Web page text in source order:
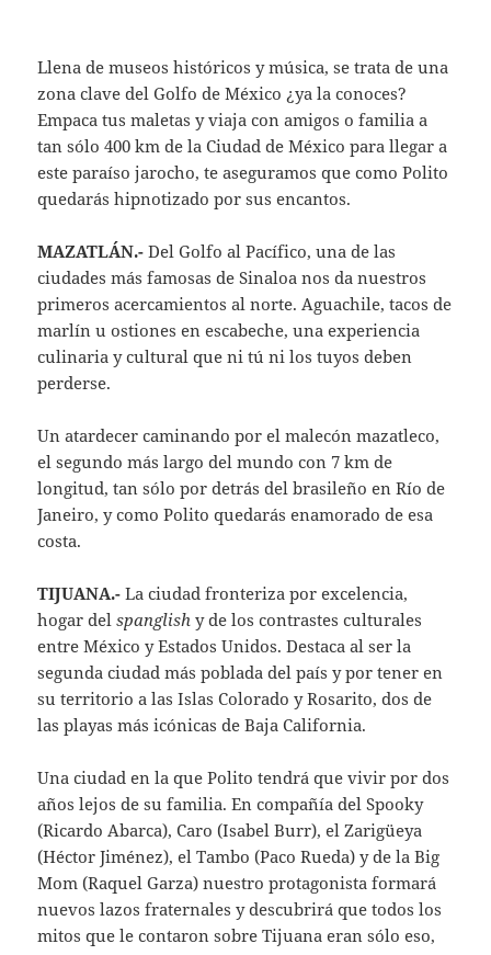
Llena de museos históricos y música, se trata de una
zona clave del Golfo de México ¿ya la conoces?
Empaca tus maletas y viaja con amigos o familia a
tan sólo 400 km de la Ciudad de México para llegar a
este paraíso jarocho, te aseguramos que como Polito
quedarás hipnotizado por sus encantos.
MAZATLÁN.- Del Golfo al Pacífico, una de las
ciudades más famosas de Sinaloa nos da nuestros
primeros acercamientos al norte. Aguachile, tacos de
marlín u ostiones en escabeche, una experiencia
culinaria y cultural que ni tú ni los tuyos deben
perderse.
Un atardecer caminando por el malecón mazatleco,
el segundo más largo del mundo con 7 km de
longitud, tan sólo por detrás del brasileño en Río de
Janeiro, y como Polito quedarás enamorado de esa
costa.
TIJUANA.- La ciudad fronteriza por excelencia,
hogar delspanglish y de los contrastes culturales
entre México y Estados Unidos. Destaca al ser la
segunda ciudad más poblada del país y por tener en
su territorio a las Islas Colorado y Rosarito, dos de
las playas más icónicas de Baja California.
Una ciudad en la que Polito tendrá que vivir por dos
años lejos de su familia. En compañía del Spooky
(Ricardo Abarca), Caro (Isabel Burr), el Zarigüeya
(Héctor Jiménez), el Tambo (Paco Rueda) y de la Big
Mom (Raquel Garza) nuestro protagonista formará
nuevos lazos fraternales y descubrirá que todos los
mitos que le contaron sobre Tijuana eran sólo eso,